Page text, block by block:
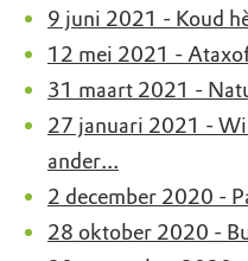
9 juni 2021 - Koud
12 mei 2021 -
31 maart 2021 -
27 januari 2021 -
ander...
2 december 2020 -
28 oktober 2020 -